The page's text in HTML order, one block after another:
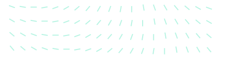
wieder in ihren ursprünglichen Zustand gebracht
wird.